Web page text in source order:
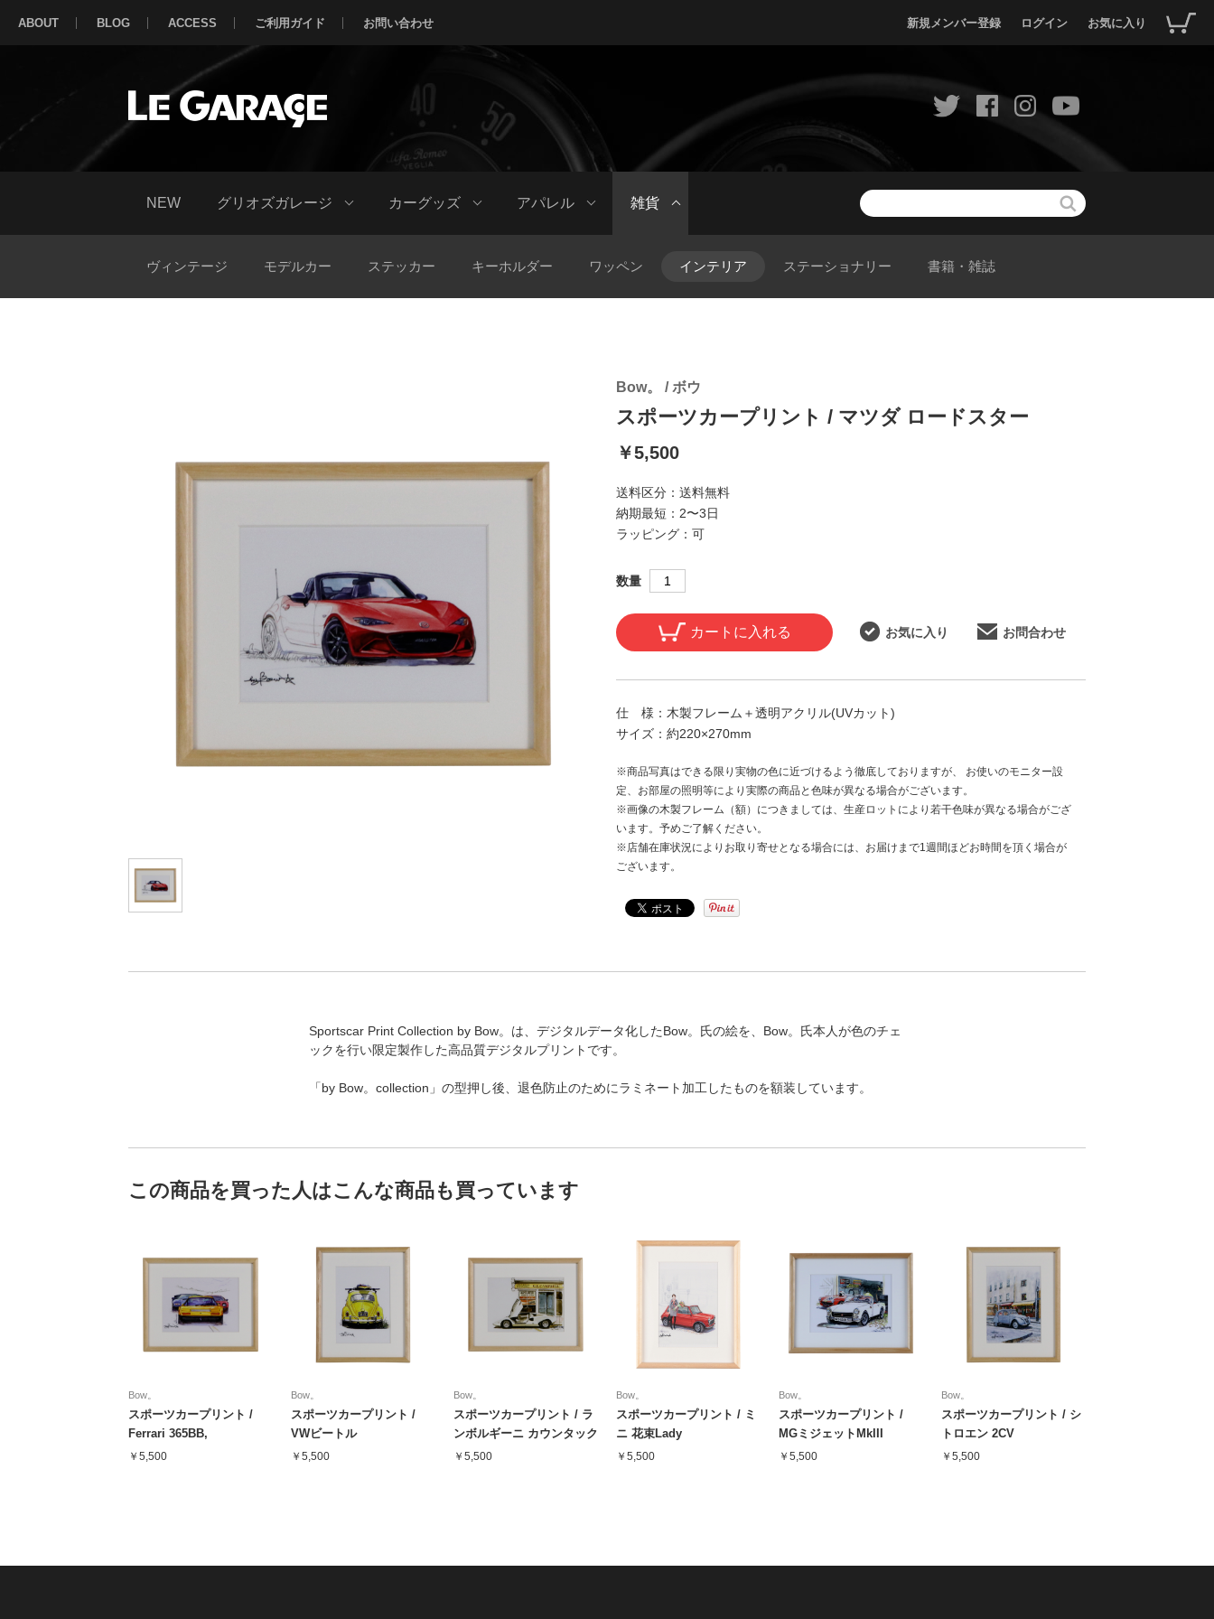
新規メンバー登録 ログイン お気に入り
ABOUT BLOG ACCESS ご利用ガイド お問い合わせ
NEW グリオズガレージ カーグッズ アパレル 雑貨
ヴィンテージ モデルカー ステッカー キーホルダー ワッペン インテリア ステーショナリー 書籍・雑誌
Bow。 / ボウ
スポーツカープリント / マツダ ロードスター
￥5,500
送料区分： 送料無料
納期最短： 2〜3日
ラッピング： 可
数量
カートに入れる お気に入り お問合わせ
仕 様： 木製フレーム＋透明アクリル(UVカット)
サイズ： 約220×270mm
※商品写真はできる限り実物の色に近づけるよう徹底しておりますが、 お使いのモニター設
定、お部屋の照明等により実際の商品と色味が異なる場合がございます。
※画像の木製フレーム（額）につきましては、生産ロットにより若干色味が異なる場合がござ
います。予めご了解ください。
※店舗在庫状況によりお取り寄せとなる場合には、お届けまで1週間ほどお時間を頂く場合が
ございます。
Sportscar Print Collection by Bow。は、デジタルデータ化したBow。氏の絵を、Bow。氏本人が色のチェ
ックを行い限定製作した高品質デジタルプリントです。
「by Bow。collection」の型押し後、退色防止のためにラミネート加工したものを額装しています。
この商品を買った人はこんな商品も買っています
Bow。
スポーツカープリント /
Ferrari 365BB,
Lamborghini Miura &
￥5,500
Bow。
スポーツカープリント /
VWビートル
￥5,500
Bow。
スポーツカープリント / ラ
ンボルギーニ カウンタック
LP400
￥5,500
Bow。
スポーツカープリント / ミ
ニ 花束Lady
￥5,500
Bow。
スポーツカープリント /
MGミジェットMkIII
￥5,500
Bow。
スポーツカープリント / シ
トロエン 2CV
￥5,500